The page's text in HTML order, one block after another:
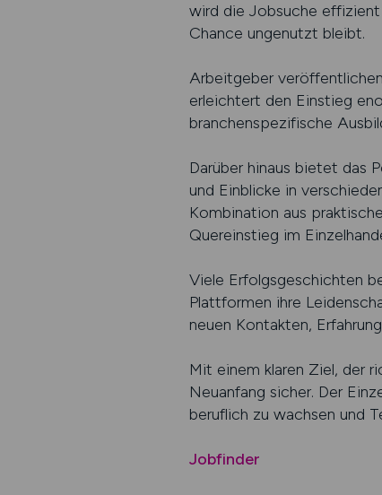
wird die Jobsuche
Chance ungenutzt bleibt.
Arbeitgeber
erleichtert den Einstieg
branchenspezifische
Darüber hinaus bietet das
und Einblicke in
Kombination aus
Quereinstieg im
Viele Erfolgsgeschichten
Plattformen ihre
neuen Kontakten,
Mit einem klaren Ziel, der
Neuanfang sicher. Der
beruflich zu wachsen und
Jobfinder